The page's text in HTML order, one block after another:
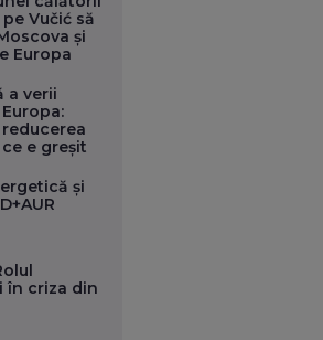
Vučić să
și
Europa
a verii
e greșit
și
în criza din